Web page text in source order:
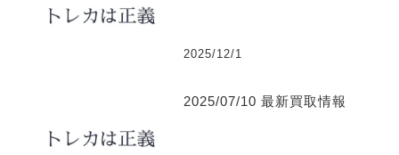
2025/12/1
2025/07/10 最新買取情報